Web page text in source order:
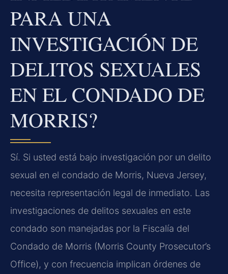
PARA UNA
INVESTIGACIÓN DE
DELITOS SEXUALES
EN EL CONDADO DE
MORRIS?
Sí. Si usted está bajo investigación por un delito
sexual en el condado de Morris, Nueva Jersey,
necesita representación legal de inmediato. Las
investigaciones de delitos sexuales en este
condado son manejadas por la Fiscalía del
Condado de Morris (Morris County Prosecutor’s
Office), y con frecuencia implican órdenes de